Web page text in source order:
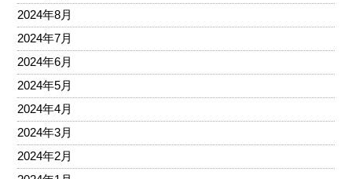
2024年8月
2024年7月
2024年6月
2024年5月
2024年4月
2024年3月
2024年2月